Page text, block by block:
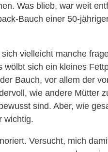
Was blieb, war weit
Bauch einer 50-
vielleicht manche
sich ein kleines
Bauch, vor allem der
wie andere Mütter
sind. Aber, wie
wichtig.
Versucht, mich